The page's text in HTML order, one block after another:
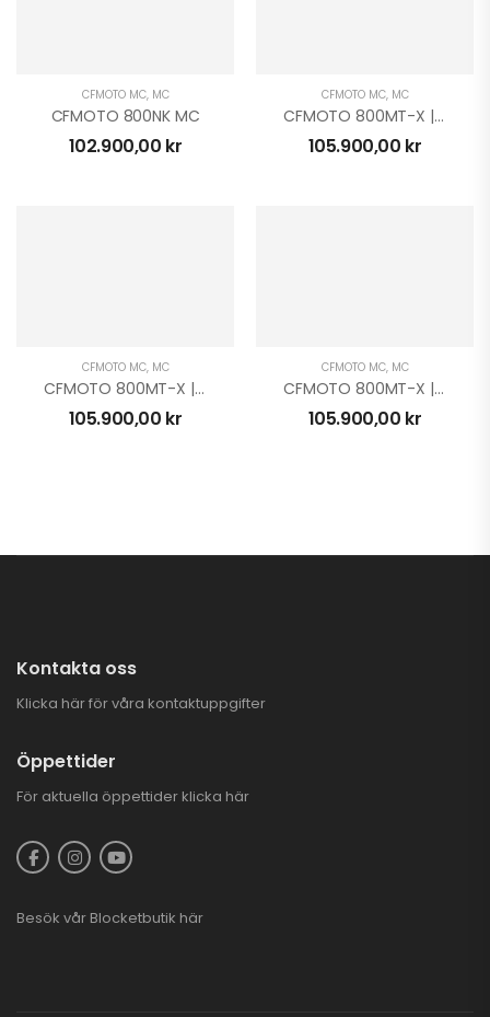
CFMOTO MC, MC
CFMOTO 800NK MC
102.900,00 kr
CFMOTO MC, MC
CFMOTO 800MT-X | H | MC
105.900,00 kr
CFMOTO MC, MC
CFMOTO 800MT-X | H | MC
105.900,00 kr
CFMOTO MC, MC
CFMOTO 800MT-X | L | MC
105.900,00 kr
Kontakta oss
Klicka här för våra kontaktuppgifter
Öppettider
För aktuella öppettider klicka här
Besök vår Blocketbutik här